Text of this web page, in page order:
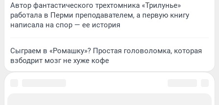
Автор фантастического трехтомника «Трилунье»
работала в Перми преподавателем, а первую книгу
написала на спор — ее история
Сыграем в «Ромашку»? Простая головоломка, которая
взбодрит мозг не хуже кофе